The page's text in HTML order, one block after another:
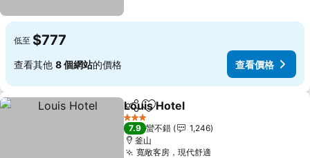
低至 $777
查看其他 8 個網站的價格 查看價格
分享 加入我的最愛
Louis Hotel
3 星級
7.9 蠻不錯
1,246
釜山
寬敞客房，現代舒適